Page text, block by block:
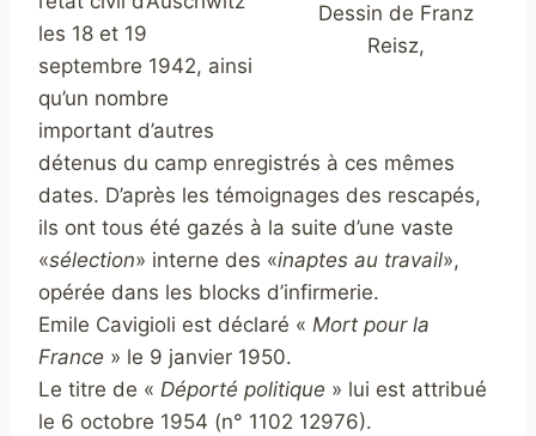
Dessin de Franz
Reisz,
les 18 et 19
septembre 1942, ainsi
qu’un nombre
important d’autres
détenus du camp enregistrés à ces mêmes
dates. D’après les témoignages des rescapés,
ils ont tous été gazés à la suite d’une vaste
«sélection» interne des «inaptes au travail»,
opérée dans les blocks d’infirmerie.
Emile Cavigioli est déclaré « Mort pour la
France » le 9 janvier 1950.
Le titre de « Déporté politique » lui est attribué
le 6 octobre 1954 (n° 1102 12976).